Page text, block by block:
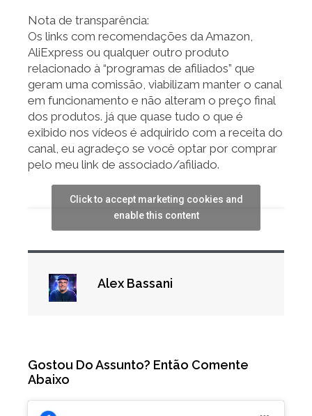
Nota de transparência:
Os links com recomendações da Amazon,
AliExpress ou qualquer outro produto
relacionado à “programas de afiliados” que
geram uma comissão, viabilizam manter o canal
em funcionamento e não alteram o preço final
dos produtos. já que quase tudo o que é
exibido nos vídeos é adquirido com a receita do
canal, eu agradeço se você optar por comprar
pelo meu link de associado/afiliado.
Click to accept marketing cookies and
enable this content
Alex Bassani
Gostou Do Assunto? Então Comente
Abaixo